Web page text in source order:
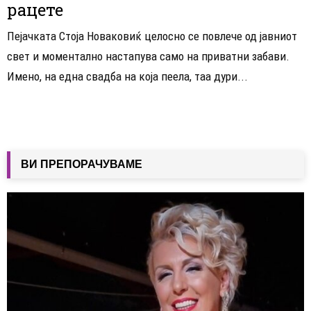
рацете
Пејачката Стоја Новаковиќ целосно се повлече од јавниот
свет и моментално настапува само на приватни забави.
Имено, на една свадба на која пеела, таа дури...
ВИ ПРЕПОРАЧУВАМЕ